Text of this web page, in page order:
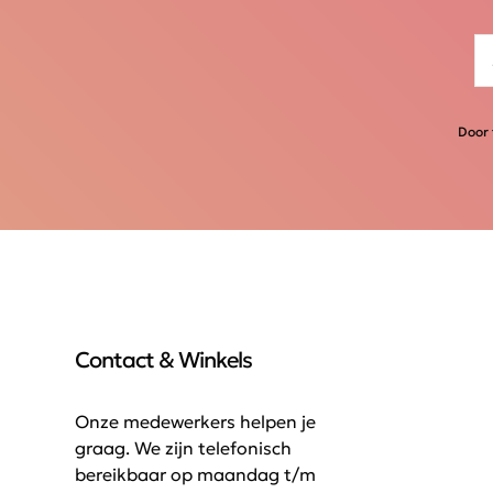
Door
Contact & Winkels
Onze medewerkers helpen je
graag. We zijn telefonisch
bereikbaar op maandag t/m